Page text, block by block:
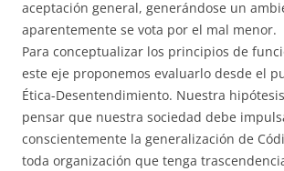
aceptación general, generándose un
aparentemente se vota por el mal menor.
Para conceptualizar los principios de
este eje proponemos evaluarlo desde el
Ética-Desentendimiento. Nuestra
pensar que nuestra sociedad debe
conscientemente la generalización de
toda organización que tenga